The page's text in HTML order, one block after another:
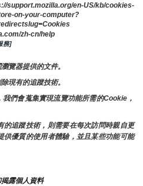
en-US/kb/cookies-
on-your-computer?
zh-cn/help
務]
覽器提供的文件。
現有的追蹤技術。
們會蒐集實現流覽功能所需的Cookie，
追蹤技術，則需要在每次訪問時親自更
供優質的使用者體驗，並且某些功能可能
露個人資料